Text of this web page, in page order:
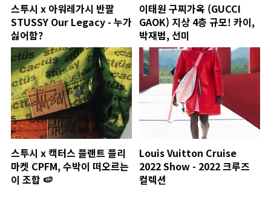
스투시 x 아워레가시 반팔
STUSSY Our Legacy - 누가
싫어함?
이태원 구찌가옥 (GUCCI
GAOK) 지상 4층 규모! 카이,
박재범, 선미
스투시 x 캑터스 플랜트 플리
마켓 CPFM, 수박이 떠오르는
이 조합 🍉
Louis Vuitton Cruise
2022 Show - 2022 크루즈
컬렉션